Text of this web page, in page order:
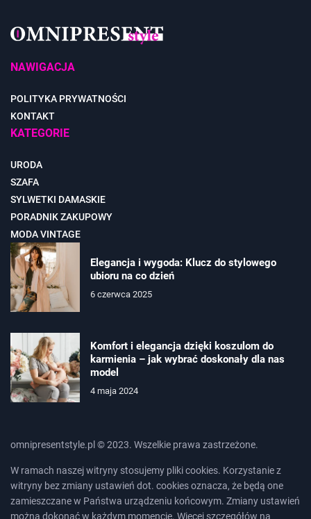
NAWIGACJA
POLITYKA PRYWATNOŚCI
KONTAKT
KATEGORIE
URODA
SZAFA
SYLWETKI DAMASKIE
PORADNIK ZAKUPOWY
MODA VINTAGE
Elegancja i wygoda: Klucz do stylowego
ubioru na co dzień
6 czerwca 2025
Komfort i elegancja dzięki koszulom do
karmienia – jak wybrać doskonały dla nas
model
4 maja 2024
omnipresentstyle.pl © 2023. Wszelkie prawa zastrzeżone.
W ramach naszej witryny stosujemy pliki cookies. Korzystanie z
witryny bez zmiany ustawień dot. cookies oznacza, że będą one
zamieszczane w Państwa urządzeniu końcowym. Zmiany ustawień
można dokonać w każdym momencie. Więcej szczegółów na